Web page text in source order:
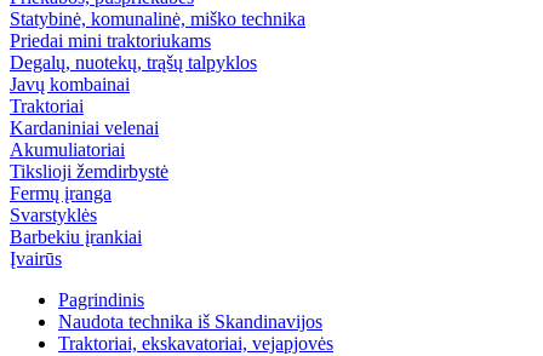
Statybinė, komunalinė, miško technika
Priedai mini traktoriukams
Degalų, nuotekų, trąšų talpyklos
Javų kombainai
Traktoriai
Kardaniniai velenai
Akumuliatoriai
Tikslioji žemdirbystė
Fermų įranga
Svarstyklės
Barbekiu įrankiai
Įvairūs
Pagrindinis
Naudota technika iš Skandinavijos
Traktoriai, ekskavatoriai, vejapjovės